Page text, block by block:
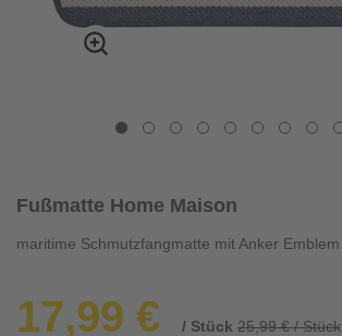
Fußmatte Home Maison
maritime Schmutzfangmatte mit Anker Emblem
17,99 € / Stück 25,99 € / Stück